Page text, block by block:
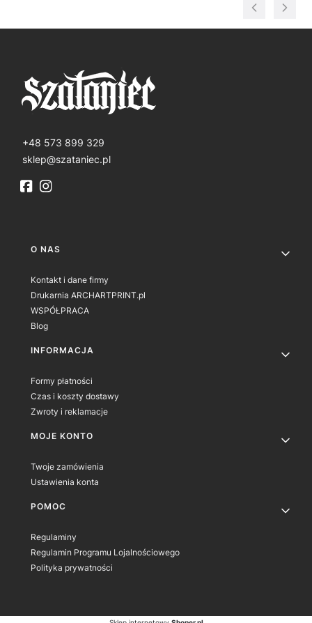
+48 573 899 329
sklep@szataniec.pl
Linki w stopce
O NAS
Kontakt i dane firmy
Drukarnia ARCHARTPRINT.pl
WSPÓŁPRACA
Blog
INFORMACJA
Formy płatności
Czas i koszty dostawy
Zwroty i reklamacje
MOJE KONTO
Twoje zamówienia
Ustawienia konta
POMOC
Regulaminy
Regulamin Programu Lojalnościowego
Polityka prywatności